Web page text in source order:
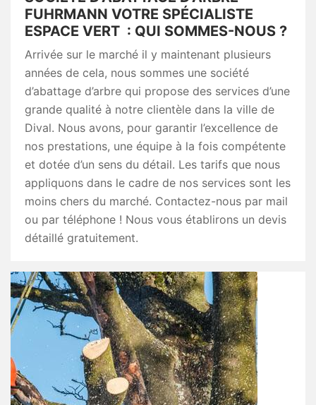
FUHRMANN VOTRE SPÉCIALISTE
ESPACE VERT : QUI SOMMES-NOUS ?
Arrivée sur le marché il y maintenant plusieurs
années de cela, nous sommes une société
d’abattage d’arbre qui propose des services d’une
grande qualité à notre clientèle dans la ville de
Dival. Nous avons, pour garantir l’excellence de
nos prestations, une équipe à la fois compétente
et dotée d’un sens du détail. Les tarifs que nous
appliquons dans le cadre de nos services sont les
moins chers du marché. Contactez-nous par mail
ou par téléphone ! Nous vous établirons un devis
détaillé gratuitement.